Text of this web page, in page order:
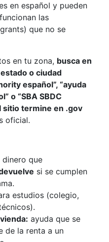
en español y pueden
las
que no se
en tu zona, busca en
o ciudad
español”, “ayuda
o “SBA SBDC
sitio termine en .gov
oficial.
dinero que
si se cumplen
estudios (colegio,
ayuda que se
de la renta a un